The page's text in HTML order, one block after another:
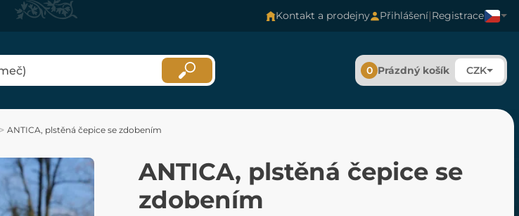
Kontakt a prodejny Přihlášení|Registrace
0 Prázdný košík CZK
ANTICA, plstěná čepice se zdobením
ANTICA, plstěná čepice se
zdobením